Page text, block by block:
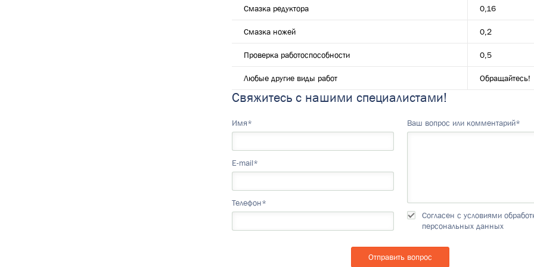
Смазка редуктора 0,16
Смазка ножей 0,2
Проверка работоспособности 0,5
Любые другие виды работ Обращайтесь!
Свяжитесь с нашими специалистами!
Имя*
E-mail*
Телефон*
Ваш вопрос или комментарий*
Согласен с условиями
персональных данных